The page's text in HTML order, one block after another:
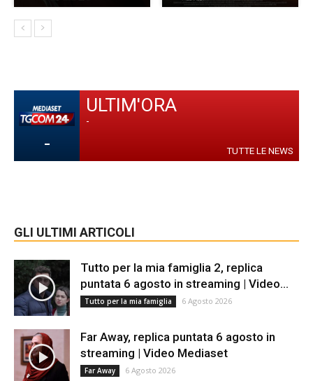
-
ULTIM'ORA
-
TUTTE LE NEWS
GLI ULTIMI ARTICOLI
Tutto per la mia famiglia 2, replica
puntata 6 agosto in streaming | Video...
Tutto per la mia famiglia 6 Agosto 2026
Far Away, replica puntata 6 agosto in
streaming | Video Mediaset
Far Away 6 Agosto 2026